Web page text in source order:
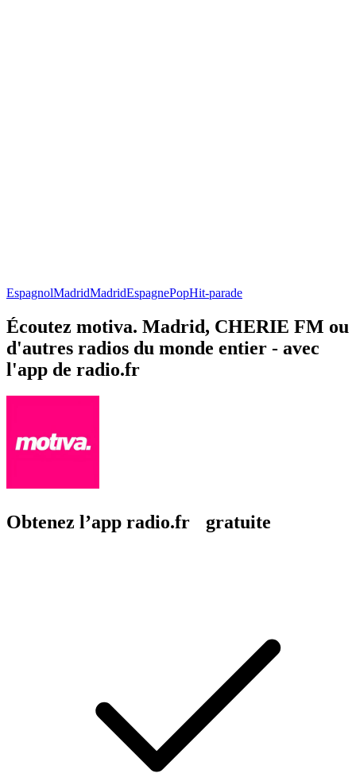
EspagnolMadridMadridEspagnePopHit-parade
Écoutez motiva. Madrid, CHERIE FM ou
d'autres radios du monde entier - avec
l'app de radio.fr
Obtenez l’app radio.fr gratuite